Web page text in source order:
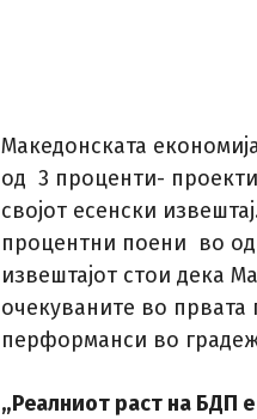
Македонската
од 3 проценти-
својот есенски
процентни поени во
извештајот стои дека
очекуваните во
перформанси во
„Реалниот раст на БДП